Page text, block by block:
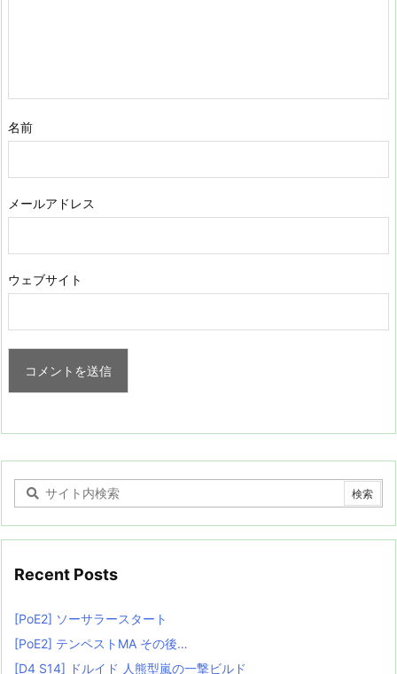
名前
メールアドレス
ウェブサイト
Recent Posts
[PoE2] ソーサラースタート
[PoE2] テンペストMA その後…
[D4 S14] ドルイド 人熊型嵐の一撃ビルド